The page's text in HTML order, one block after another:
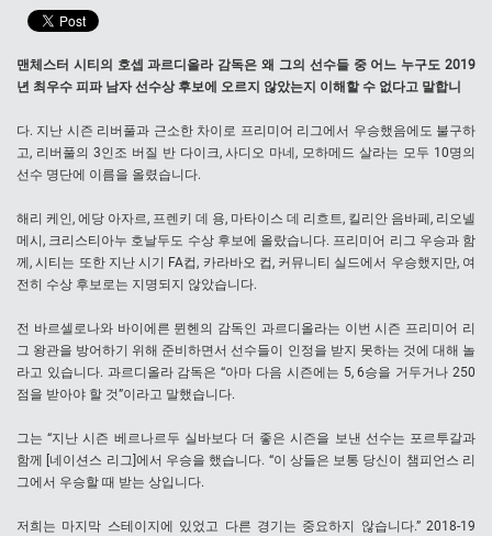
맨체스터 시티의 호셉 과르디올라 감독은 왜 그의 선수들 중 어느 누구도 2019
년 최우수 피파 남자 선수상 후보에 오르지 않았는지 이해할 수 없다고 말합니
다. 지난 시즌 리버풀과 근소한 차이로 프리미어 리그에서 우승했음에도 불구하
고, 리버풀의 3인조 버질 반 다이크, 사디오 마네, 모하메드 살라는 모두 10명의
선수 명단에 이름을 올렸습니다.
해리 케인, 에당 아자르, 프렌키 데 용, 마타이스 데 리흐트, 킬리안 음바페, 리오넬
메시, 크리스티아누 호날두도 수상 후보에 올랐습니다. 프리미어 리그 우승과 함
께, 시티는 또한 지난 시기 FA컵, 카라바오 컵, 커뮤니티 실드에서 우승했지만, 여
전히 수상 후보로는 지명되지 않았습니다.
전 바르셀로나와 바이에른 뮌헨의 감독인 과르디올라는 이번 시즌 프리미어 리
그 왕관을 방어하기 위해 준비하면서 선수들이 인정을 받지 못하는 것에 대해 놀
라고 있습니다. 과르디올라 감독은 “아마 다음 시즌에는 5, 6승을 거두거나 250
점을 받아야 할 것”이라고 말했습니다.
그는 “지난 시즌 베르나르두 실바보다 더 좋은 시즌을 보낸 선수는 포르투갈과
함께 [네이션스 리그]에서 우승을 했습니다. “이 상들은 보통 당신이 챔피언스 리
그에서 우승할 때 받는 상입니다.
저희는 마지막 스테이지에 있었고 다른 경기는 중요하지 않습니다.” 2018-19